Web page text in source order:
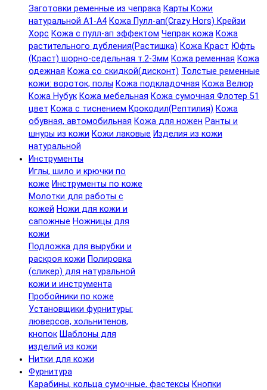
Заготовки ременные из чепрака Карты Кожи
натуральной А1-А4 Кожа Пулл-ап(Crazy Hors) Крейзи
Хорс Кожа с пулл-ап эффектом Чепрак кожа Кожа
растительного дубления(Растишка) Кожа Краст Юфть
(Краст) шорно-седельная т.2-3мм Кожа ременная Кожа
одежная Кожа со скидкой(дисконт) Толстые ременные
кожи: вороток, полы Кожа подкладочная Кожа Велюр
Кожа Нубук Кожа мебельная Кожа сумочная Флотер 51
цвет Кожа с тиснением Крокодил(Рептилия) Кожа
обувная, автомобильная Кожа для ножен Ранты и
шнуры из кожи Кожи лаковые Изделия из кожи
натуральной
Инструменты
Иглы, шило и крючки по
коже Инструменты по коже
Молотки для работы с
кожей Ножи для кожи и
сапожные Ножницы для
кожи
Подложка для вырубки и
раскроя кожи Полировка
(сликер) для натуральной
кожи и инструмента
Пробойники по коже
Установщики фурнитуры:
люверсов, хольнитенов,
кнопок Шаблоны для
изделий из кожи
Нитки для кожи
Фурнитура
Карабины, кольца сумочные, фастексы Кнопки